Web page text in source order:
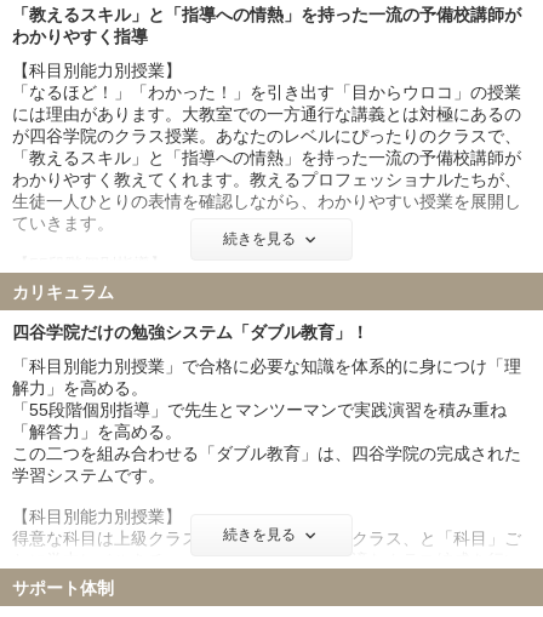
島根大学
佐賀大学
慶應義塾大学
順天堂大学
日本医科大学
自治医科大学
東京医科大学
「教えるスキル」と「指導への情熱」を持った一流の予備校講師が
わかりやすく指導
【科目別能力別授業】
「なるほど！」「わかった！」を引き出す「目からウロコ」の授業
には理由があります。大教室での一方通行な講義とは対極にあるの
が四谷学院のクラス授業。あなたのレベルにぴったりのクラスで、
「教えるスキル」と「指導への情熱」を持った一流の予備校講師が
わかりやすく教えてくれます。教えるプロフェッショナルたちが、
生徒一人ひとりの表情を確認しながら、わかりやすい授業を展開し
ていきます。
大学生のアルバイト講師はいません。講師はすべてプロ講師！学
力・指導力はもちろん、入試問題を熟知したプロ講師だけが、わか
りやすく指導します。理解に穴があるところ、考え方が不完全なと
個別指導。講師が一人ひとりの弱点を把握して、個別に指導するの
で質問も気軽にできて、納得いくまで説明してもらえます。正答・
誤答がすぐわかり、考えたプロセスが頭に残っているうちに解説し
てもらえるから、最大効率で解答力が身に付きます。
続きを見る
カリキュラム
四谷学院だけの勉強システム「ダブル教育」！
「科目別能力別授業」で合格に必要な知識を体系的に身につけ「理
解力」を高める。
「55段階個別指導」で先生とマンツーマンで実践演習を積み重ね
「解答力」を高める。
この二つを組み合わせる「ダブル教育」は、四谷学院の完成された
学習システムです。
【科目別能力別授業】
得意な科目は上級クラス、苦手な科目は基礎クラス、と「科目」ご
ます。レベルアップテストは毎月実施されるので、年度途中で上級
クラスにランクアップできます。 講師は一流講師陣！
続きを見る
サポート体制